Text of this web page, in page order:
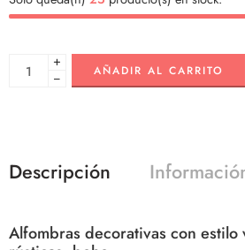
+
−
AÑADIR AL CARRITO
Descripción
Alfombras decorativas con estilo